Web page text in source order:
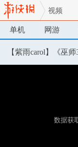
视频
单机 网游